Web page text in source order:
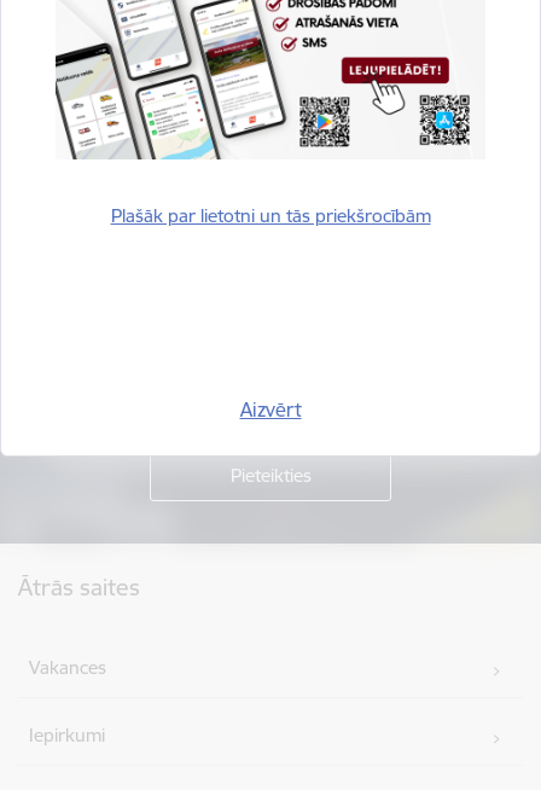
Plašāk par lietotni un tās priekšrocībām
Aizvērt
Vai šī informācija bija noderīga?
Sniegt atsauksmi
Ātrās saites
Vakances
Iepirkumi